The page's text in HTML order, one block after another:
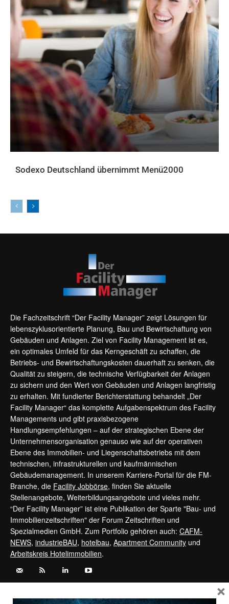
Sodexo Deutschland übernimmt Menü2000
Die Fachzeitschrift “Der Facility Manager” zeigt Lösungen für
lebenszyklusorientierte Planung, Bau und Bewirtschaftung von
Gebäuden und Anlagen. Ziel von Facility Management ist es,
ein optimales Umfeld für das Kerngeschäft zu schaffen, die
Betriebs- und Bewirtschaftungskosten dauerhaft zu senken, die
Qualität zu steigern, die technische Verfügbarkeit der Anlagen
zu sichern und den Wert von Gebäuden und Anlagen langfristig
zu erhalten. Mit fundierter Berichterstattung behandelt „Der
Facility Manager“ das komplette Aufgabenspektrum des Facility
Managements und gibt praxisbezogene
Handlungsempfehlungen – auf der strategischen Ebene der
Unternehmensorganisation genauso wie auf der operativen
Ebene des Immobilien- und Liegenschaftsbetriebs mit dem
technischen, infrastrukturellen und kaufmännischen
Gebäudemanagement. In unserem Karriere-Portal für die FM-
Branche, die Facility Jobbörse, finden Sie aktuelle
Stellenangebote, Weiterbildungsangebote und vieles mehr.
“Der Facility Manager” ist eine Publikation der Sparte "Bau- und
Immobilienzeitschriften" der Forum Zeitschriften und
Spezialmedien GmbH. Zum Portfolio gehören auch: CAFM-
NEWS, industrieBAU, hotelbau, Apartment Community und
Arbeitskreis Hotelimmobilien.
Kontaktieren Sie uns:service@forum-zeitschriften.de ×